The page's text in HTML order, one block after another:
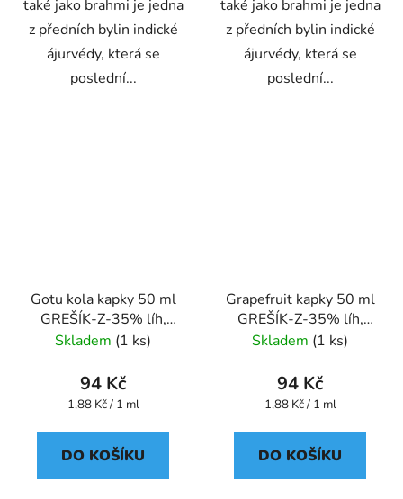
také jako brahmi je jedna
z předních bylin indické
ájurvédy, která se
poslední...
také jako brahmi je jedna
z předních bylin indické
ájurvédy, která se
poslední...
Gotu kola kapky 50 ml
GREŠÍK-Z-35% líh,
Bylinné kapky
Skladem (1 ks)
94 Kč
Měrná
1,88 Kč / 1 ml
DO KOŠÍKU
Grapefruit kapky 50 ml
GREŠÍK-Z-35% líh,
Bylinné kapky
Skladem (1 ks)
94 Kč
Měrná
1,88 Kč / 1 ml
DO KOŠÍKU